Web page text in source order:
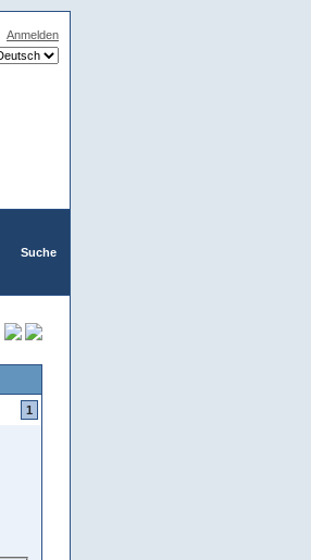
Anmelden
Suche
1